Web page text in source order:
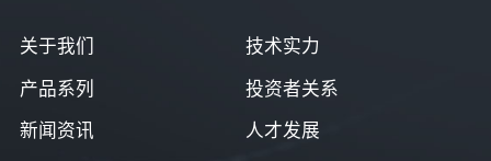
关于我们 技术实力
产品系列 投资者关系
新闻资讯 人才发展